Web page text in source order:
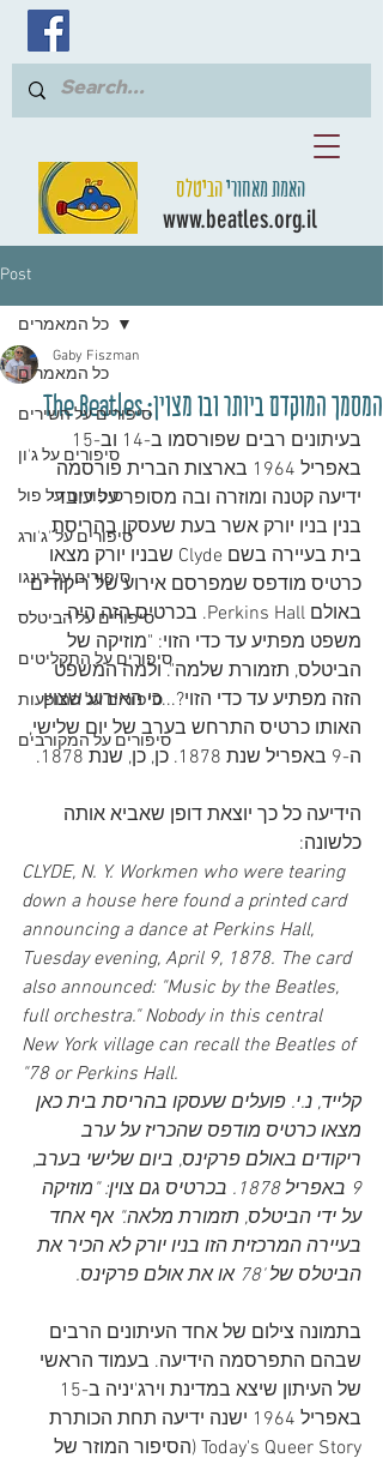
האמת מאחוריהביטלס
www.beatles.org.il
Post
כל המאמרים
סיפורים על השירים
סיפורים על ג'ון
סיפורים על פול
סיפורים על 'ג'ורג
סיפורים על רינגו
סיפורים על הביטלס
סיפורים על התקליטים
סיפורים על ההופעות
סיפורים על המקורבים
כל המאמרים
המסמך המוקדם ביותר ובו מצוין: The Beatles
Gaby Fiszman
באפריל 1964 בארצות הברית פורסמה
ידיעה קטנה ומוזרה ובה מסופר על עובדי
בנין בניו יורק אשר בעת שעסקו בהריסת
בית בעיירה בשם Clyde שבניו יורק מצאו
כרטיס מודפס שמפרסם אירוע של ריקודים
באולם Perkins Hall. בכרטיס הזה היה
משפט מפתיע עד כדי הזוי: "מוזיקה של
הביטלס, תזמורת שלמה". ולמה המשפט
הזה מפתיע עד כדי הזוי?...כי האירוע שצוין
האותו כרטיס התרחש בערב של יום שלישי,
ה-9 באפריל שנת 1878. כן, כן, שנת 1878.
הידיעה כל כך יוצאת דופן שאביא אותה
כלשונה:
CLYDE, N. Y. Workmen who were tearing
down a house here found a printed card
announcing a dance at Perkins Hall,
Tuesday evening, April 9, 1878. The card
also announced: "Music by the Beatles,
full orchestra." Nobody in this central
New York village can recall the Beatles of
"78 or Perkins Hall.
קלייד, נ.י. פועלים שעסקו בהריסת בית כאן
מצאו כרטיס מודפס שהכריז על ערב
ריקודים באולם פרקינס, ביום שלישי בערב,
9 באפריל 1878. בכרטיס גם צוין: "מוזיקה
על ידי הביטלס, תזמורת מלאה." אף אחד
בעיירה המרכזית הזו בניו יורק לא הכיר את
הביטלס של '78 או את אולם פרקינס.
בתמונה צילום של אחד העיתונים הרבים
שבהם התפרסמה הידיעה. בעמוד הראשי
באפריל 1964 ישנה ידיעה תחת הכותרת
Today's Queer Story (הסיפור המוזר של